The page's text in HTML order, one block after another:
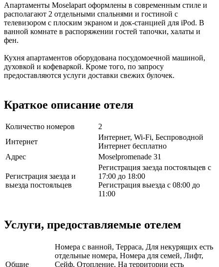
Апартаменты Moselapart оформлены в современным стиле и
располагают 2 отдельными спальнями и гостиной с
телевизором с плоским экраном и док-станцией для iPod. В
ванной комнате в распоряжении гостей тапочки, халаты и
фен.
Кухня апартаментов оборудована посудомоечной машиной,
духовкой и кофеваркой. Кроме того, по запросу
предоставляются услуги доставки свежих булочек.
Краткое описание отеля
Количество номеров
2
Интернет
Интернет, Wi-Fi, Беспроводной
Интернет бесплатно
Адрес
Moselpromenade 31
Регистрация заезда и
выезда постояльцев
Регистрация заезда постояльцев с
17:00 до 18:00
Регистрация выезда с 08:00 до
11:00
Услуги, предоставляемые отелем
Общие
Номера с ванной, Терраса, Для некурящих есть
отдельные номера, Номера для семей, Лифт,
Сейф, Отопление, На территории есть